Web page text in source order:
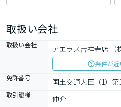
取扱い会社
取扱い会社 アエラス吉祥寺店 （
条件が
免許番号
国土交通大臣（1）第
取引態様 仲介